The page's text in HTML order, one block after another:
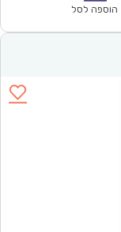
הוספה לסל